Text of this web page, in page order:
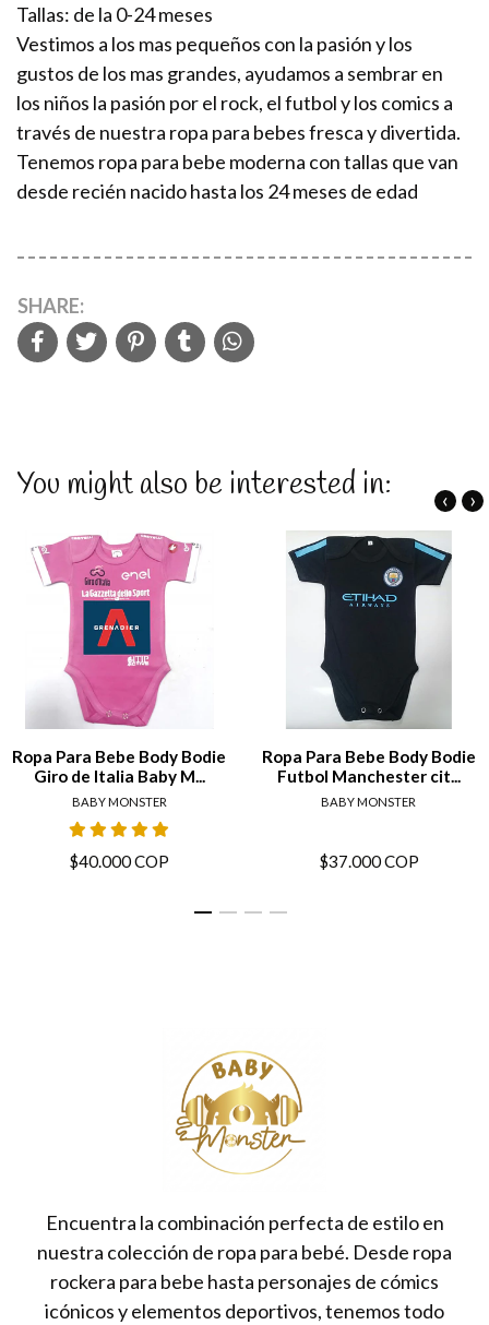
Tallas: de la 0-24 meses
Vestimos a los mas pequeños con la pasión y los
gustos de los mas grandes, ayudamos a sembrar en
los niños la pasión por el rock, el futbol y los comics a
través de nuestra ropa para bebes fresca y divertida.
Tenemos ropa para bebe moderna con tallas que van
desde recién nacido hasta los 24 meses de edad
SHARE:
You might also be interested in:
Ropa Para Bebe Body Bodie
Giro de Italia Baby M...
BABY MONSTER
$40.000 COP
Ropa Para Bebe Body Bodie
Futbol Manchester cit...
BABY MONSTER
$37.000 COP
‹ ›
Encuentra la combinación perfecta de estilo en
nuestra colección de ropa para bebé. Desde ropa
rockera para bebe hasta personajes de cómics
icónicos y elementos deportivos, tenemos todo